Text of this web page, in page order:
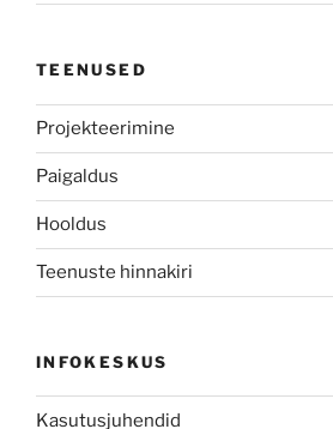
TEENUSED
Projekteerimine
Paigaldus
Hooldus
Teenuste hinnakiri
INFOKESKUS
Kasutusjuhendid